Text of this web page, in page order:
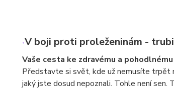
V boji proti proleženinám -
Vaše cesta ke zdravému a
Představte si svět, kde už nemusíte trpět
jaký jste dosud nepoznali. Tohle není sen.